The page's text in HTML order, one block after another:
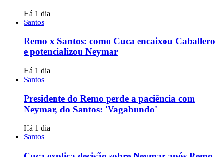
Há 1 dia
Santos
Remo x Santos: como Cuca encaixou Caballero
e potencializou Neymar
Há 1 dia
Santos
Presidente do Remo perde a paciência com
Neymar, do Santos: 'Vagabundo'
Há 1 dia
Santos